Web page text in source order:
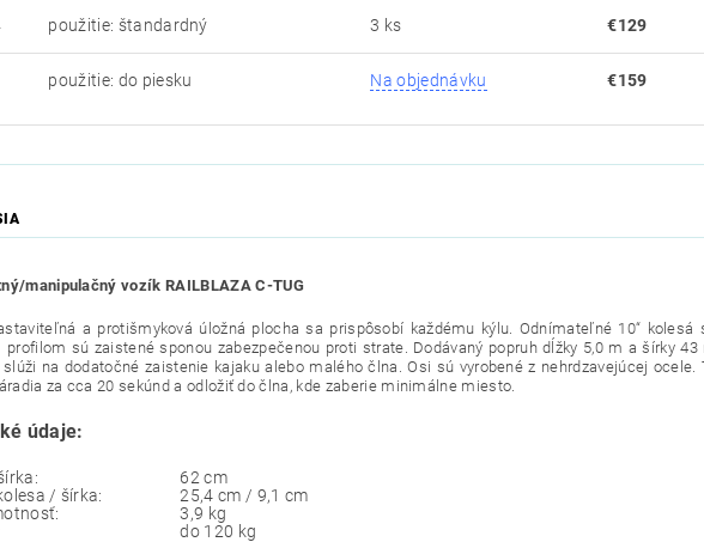
použitie: štandardný 3 ks €129
použitie: do piesku Na objednávku €159
manipulačný vozík RAILBLAZA C-TUG
a protišmyková úložná plocha sa prispôsobí každému kýlu. Odnímateľné 10“
profilom sú zaistené sponou zabezpečenou proti strate. Dodávaný popruh dĺžky 5,0 m a šírky
na dodatočné zaistenie kajaku alebo malého člna. Osi sú vyrobené z nehrdzavejúcej
za cca 20 sekúnd a odložiť do člna, kde zaberie minimálne miesto.
údaje:
šírka:
62 cm
kolesa / šírka: 25,4 cm / 9,1 cm
3,9 kg
do 120 kg